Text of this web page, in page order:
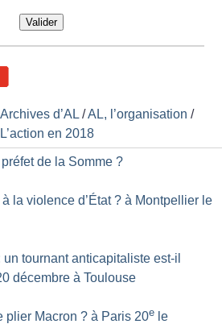
Valider
Archives d’AL /AL, l’organisation /
L’action en 2018
de la Somme ?
la violence d’État ? à Montpellier le
tournant anticapitaliste est-il
décembre à Toulouse
plier Macron ? à Paris 20e le